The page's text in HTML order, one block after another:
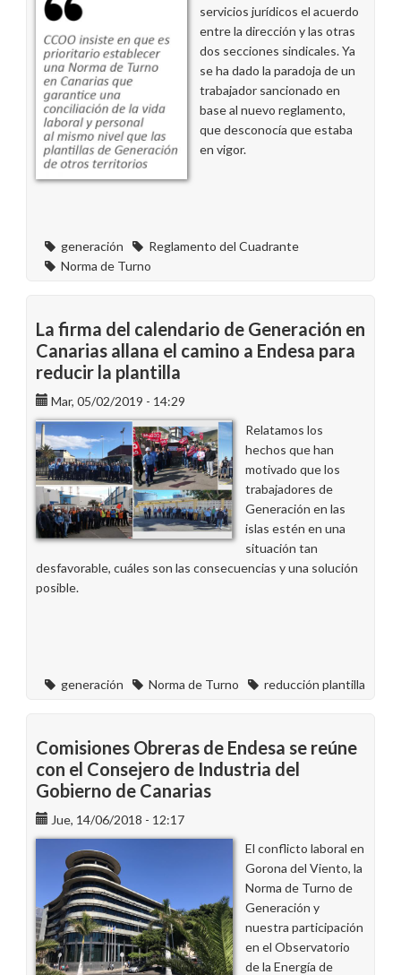
Canarias
servicios jurídicos el acuerdo
entre la dirección y las otras
dos secciones sindicales. Ya
se ha dado la paradoja de un
trabajador sancionado en
base al nuevo reglamento,
que desconocía que estaba
en vigor.
generación
Reglamento del Cuadrante
Norma de Turno
La firma del calendario de Generación en
Canarias allana el camino a Endesa para
reducir la plantilla
Mar, 05/02/2019 - 14:29
Relatamos los
hechos que han
motivado que los
trabajadores de
Generación en las
islas estén en una
situación tan
desfavorable, cuáles son las consecuencias y una solución
posible.
generación Norma de Turno reducción plantilla
Comisiones Obreras de Endesa se reúne
con el Consejero de Industria del
Gobierno de Canarias
Jue, 14/06/2018 - 12:17
El conflicto laboral en
Gorona del Viento, la
Norma de Turno de
Generación y
nuestra participación
en el Observatorio
de la Energía de